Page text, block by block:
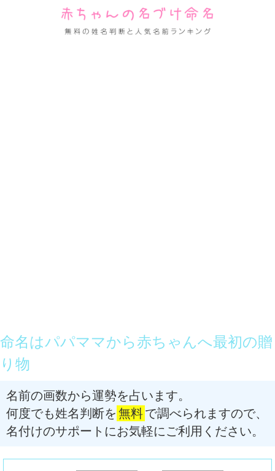
命名はパパママから赤ちゃんへ最初の贈
り物
名前の画数から運勢を占います。
何度でも姓名判断を 無料で調べられますので、
名付けのサポートにお気軽にご利用ください。